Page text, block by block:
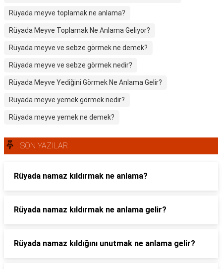
Rüyada meyve toplamak ne anlama?
Rüyada Meyve Toplamak Ne Anlama Geliyor?
Rüyada meyve ve sebze görmek ne demek?
Rüyada meyve ve sebze görmek nedir?
Rüyada Meyve Yediğini Görmek Ne Anlama Gelir?
Rüyada meyve yemek görmek nedir?
Rüyada meyve yemek ne demek?
SON YAZILAR
Rüyada namaz kıldırmak ne anlama?
Rüyada namaz kıldırmak ne anlama gelir?
Rüyada namaz kıldığını unutmak ne anlama gelir?